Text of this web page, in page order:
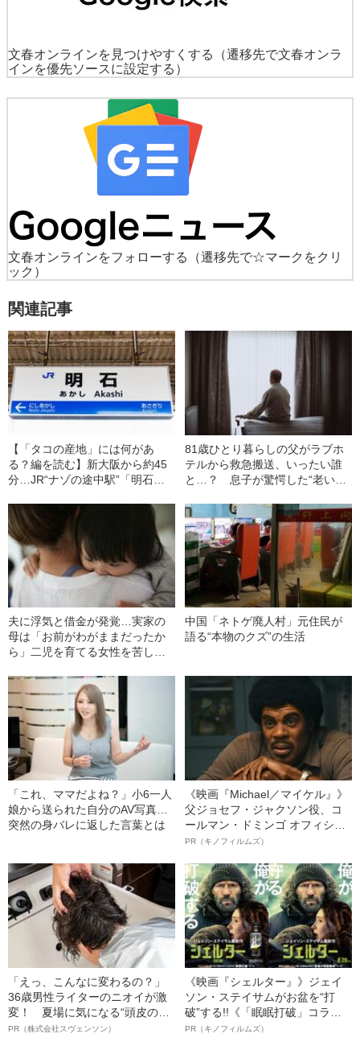
文春オンラインを見つけやすくする
（遷移先で文春オンラ
インを優先ソースに設定する）
文春オンラインをフォローする
（遷移先で☆マークをクリ
ック）
関連記事
【「タコの産地」には何があ
る？編を読む】新大阪から約45
分…JR“ナゾの途中駅”「明石」
81歳ひとり暮らしの父がラブホ
テルから救急搬送、いったい誰
と…？ 息子が驚愕した“老いた
夫に浮気と借金が発覚…実家の
母は「お前がわがままだったか
ら」二児を育てる女性を苦しめ
中国「ネトゲ廃人村」元住民が
語る“本物のクズ”の生活
「これ、ママだよね？」小6一人
娘から送られた自分のAV写真…
突然の身バレに返した言葉とは
《映画『Michael／マイケル』》
父ジョセフ・ジャクソン役、コ
ールマン・ドミンゴ オフィシャ
ルインタビュー“観客を魅了した
語る”《日本興収70億円突破》
PR（キノフィルムズ）
「えっ、こんなに変わるの？」
36歳男性ライターのニオイが激
変！ 夏場に気になる“頭皮のニ
オイ”や“ベタつき”を解消す
PR（株式会社スヴェンソン）
《映画『シェルター』》ジェイ
ソン・ステイサムがお盆を“打
破”する!!《「眠眠打破」コラ
ボ》
PR（キノフィルムズ）